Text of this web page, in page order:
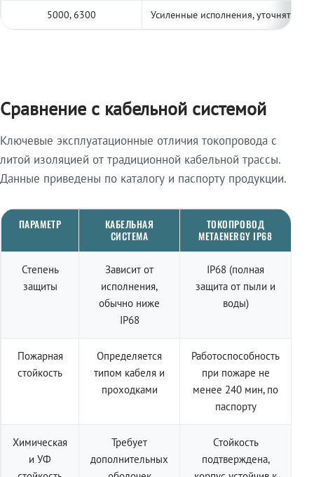
5000, 6300 Усиленные исполнения, уточнять по
Сравнение с кабельной системой
Ключевые эксплуатационные отличия токопровода с
литой изоляцией от традиционной кабельной трассы.
Данные приведены по каталогу и паспорту продукции.
ПАРАМЕТР
КАБЕЛЬНАЯ
СИСТЕМА
ТОКОПРОВОД
METAENERGY IP68
Степень
защиты
Зависит от
исполнения,
обычно ниже
IP68
IP68 (полная
защита от пыли и
воды)
Пожарная
стойкость
Определяется
типом кабеля и
проходками
Работоспособность
при пожаре не
менее 240 мин, по
паспорту
Химическая
и УФ
Требует
дополнительных
Стойкость
подтверждена,